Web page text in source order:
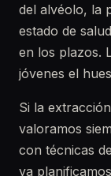
del alvéolo, la
estado de
en los plazos.
jóvenes el
Si la
valoramos
con técnicas
ya